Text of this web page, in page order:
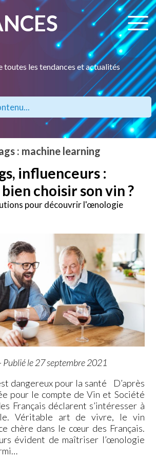
toutes les tendances et actualités
: machine learning
influenceurs :
choisir son vin ?
pour découvrir l'œnologie
Publié le 27 septembre 2021
dangereux pour la santé D’après
pour le compte de Vin et Société
Français déclarent s’intéresser à
Véritable art de vivre, le vin
chère dans le cœur des Français.
évident de maîtriser l’œnologie